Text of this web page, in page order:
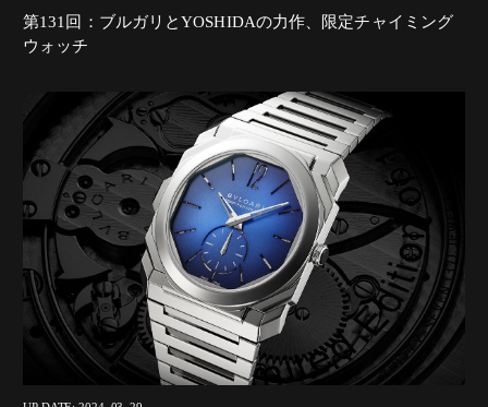
第131回：ブルガリとYOSHIDAの力作、限定チャイミング
ウォッチ